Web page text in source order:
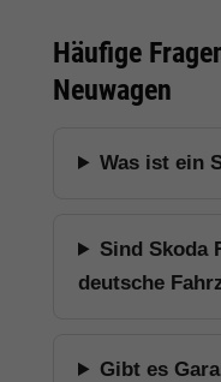
Häufige
Neuwagen
Was ist ein
Sind Skoda
deutsche
Gibt es